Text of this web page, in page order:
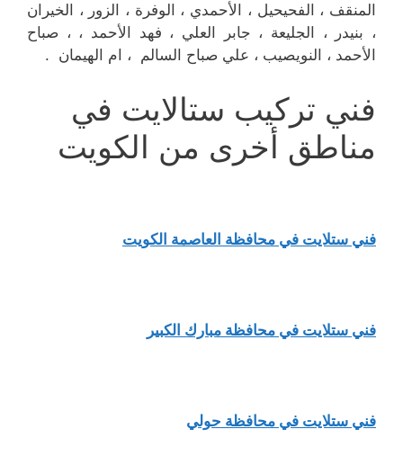
المنقف ، الفحيحيل ، الأحمدي ، الوفرة ، الزور ، الخيران
، بنيدر ، الجليعة ، جابر العلي ، فهد الأحمد ، ، صباح
الأحمد ، النويصيب ، علي صباح السالم ، ام الهيمان .
فني تركيب ستالايت في
مناطق أخرى من الكويت
فني ستلايت في محافظة العاصمة الكويت
فني ستلايت في محافظة مبارك الكبير
فني ستلايت في محافظة حولي